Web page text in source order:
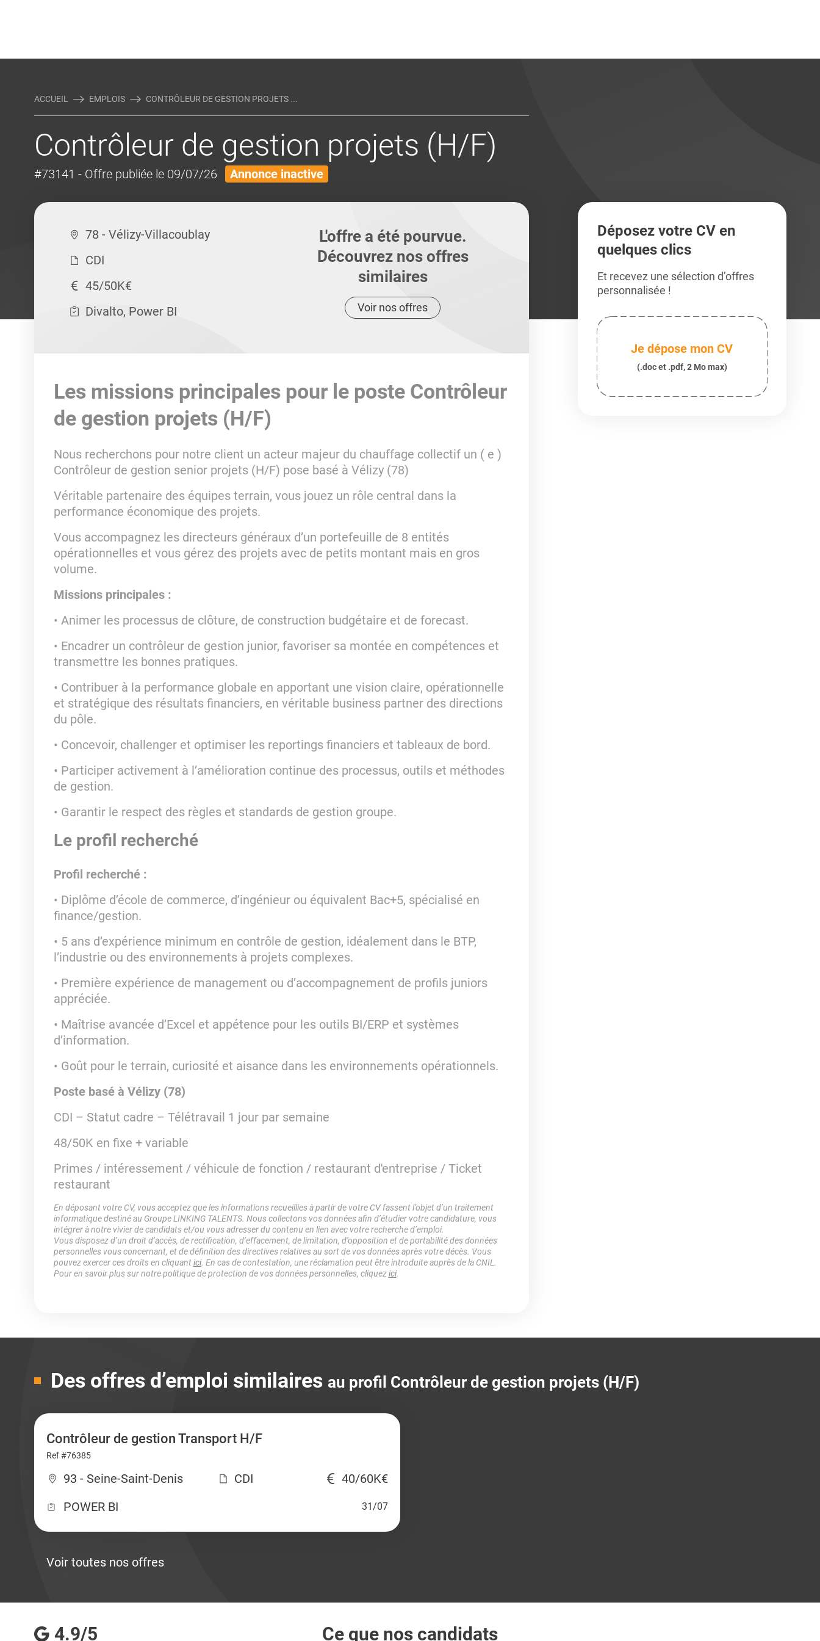
ACCUEIL EMPLOIS CONTRÔLEUR DE GESTION PROJETS ...
Contrôleur de gestion projets (H/F)
#73141 - Offre publiée le 09/07/26 Annonce inactive
78 - Vélizy-Villacoublay
CDI
45/50K€
Divalto, Power BI
L'offre a été pourvue.
Découvrez nos offres
similaires
Voir nos offres
Les missions principales pour le poste Contrôleur
de gestion projets (H/F)
Nous recherchons pour notre client un acteur majeur du chauffage collectif un ( e )
Contrôleur de gestion senior projets (H/F) pose basé à Vélizy (78)
Véritable partenaire des équipes terrain, vous jouez un rôle central dans la
performance économique des projets.
Vous accompagnez les directeurs généraux d’un portefeuille de 8 entités
opérationnelles et vous gérez des projets avec de petits montant mais en gros
volume.
Missions principales :
• Animer les processus de clôture, de construction budgétaire et de forecast.
• Encadrer un contrôleur de gestion junior, favoriser sa montée en compétences et
transmettre les bonnes pratiques.
• Contribuer à la performance globale en apportant une vision claire, opérationnelle
et stratégique des résultats financiers, en véritable business partner des directions
du pôle.
• Concevoir, challenger et optimiser les reportings financiers et tableaux de bord.
• Participer activement à l’amélioration continue des processus, outils et méthodes
de gestion.
• Garantir le respect des règles et standards de gestion groupe.
Le profil recherché
Profil recherché :
• Diplôme d’école de commerce, d’ingénieur ou équivalent Bac+5, spécialisé en
finance/gestion.
• 5 ans d’expérience minimum en contrôle de gestion, idéalement dans le BTP,
l’industrie ou des environnements à projets complexes.
• Première expérience de management ou d’accompagnement de profils juniors
appréciée.
• Maîtrise avancée d’Excel et appétence pour les outils BI/ERP et systèmes
d’information.
• Goût pour le terrain, curiosité et aisance dans les environnements opérationnels.
Poste basé à Vélizy (78)
CDI – Statut cadre – Télétravail 1 jour par semaine
48/50K en fixe + variable
Primes / intéressement / véhicule de fonction / restaurant d'entreprise / Ticket
restaurant
En déposant votre CV, vous acceptez que les informations recueillies à partir de votre CV fassent l’objet d’un traitement
informatique destiné au Groupe LINKING TALENTS. Nous collectons vos données afin d’étudier votre candidature, vous
intégrer à notre vivier de candidats et/ou vous adresser du contenu en lien avec votre recherche d’emploi.
Vous disposez d’un droit d’accès, de rectification, d’effacement, de limitation, d’opposition et de portabilité des données
personnelles vous concernant, et de définition des directives relatives au sort de vos données après votre décès. Vous
pouvez exercer ces droits en cliquantici. En cas de contestation, une réclamation peut être introduite auprès de la CNIL.
Pour en savoir plus sur notre politique de protection de vos données personnelles, cliquezici.
Déposez votre CV en
quelques clics
Et recevez une sélection d’offres
personnalisée !
Je dépose mon CV
(.doc et .pdf, 2 Mo max)
Des offres d’emploi similaires au profil Contrôleur de gestion projets (H/F)
Contrôleur de gestion Transport H/F
Ref #76385
93 - Seine-Saint-Denis CDI
40/60K€
POWER BI
31/07
Voir toutes nos offres
4.9/5
Ce que nos candidats